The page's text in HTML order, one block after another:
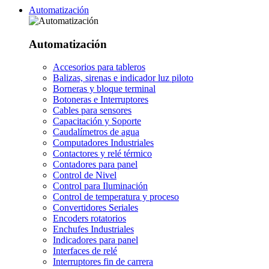
Automatización
Automatización
Accesorios para tableros
Balizas, sirenas e indicador luz piloto
Borneras y bloque terminal
Botoneras e Interruptores
Cables para sensores
Capacitación y Soporte
Caudalímetros de agua
Computadores Industriales
Contactores y relé térmico
Contadores para panel
Control de Nivel
Control para Iluminación
Control de temperatura y proceso
Convertidores Seriales
Encoders rotatorios
Enchufes Industriales
Indicadores para panel
Interfaces de relé
Interruptores fin de carrera